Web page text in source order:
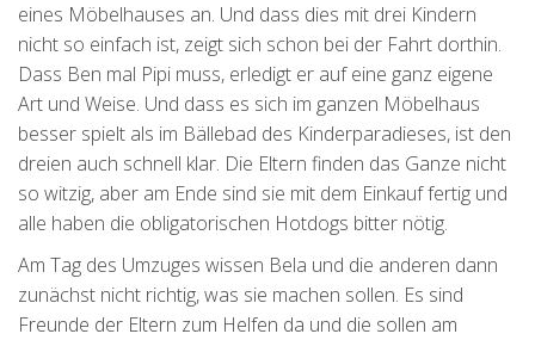
eines Möbelhauses an. Und dass dies mit drei Kindern
nicht so einfach ist, zeigt sich schon bei der Fahrt dorthin.
Dass Ben mal Pipi muss, erledigt er auf eine ganz eigene
Art und Weise. Und dass es sich im ganzen Möbelhaus
besser spielt als im Bällebad des Kinderparadieses, ist den
dreien auch schnell klar. Die Eltern finden das Ganze nicht
so witzig, aber am Ende sind sie mit dem Einkauf fertig und
alle haben die obligatorischen Hotdogs bitter nötig.
Am Tag des Umzuges wissen Bela und die anderen dann
zunächst nicht richtig, was sie machen sollen. Es sind
Freunde der Eltern zum Helfen da und die sollen am